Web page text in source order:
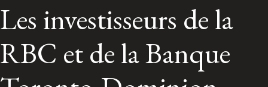
Les investisseurs de la
RBC et de la Banque